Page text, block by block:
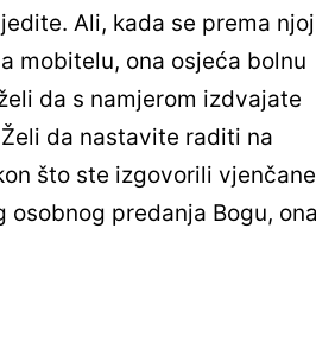
Ali, kada se prema njoj
mobitelu, ona osjeća bolnu
da s namjerom izdvajate
da nastavite raditi na
što ste izgovorili vjenčane
predanja Bogu, ona